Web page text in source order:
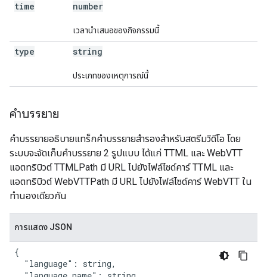
time number
เวลานำเสนอของกิจกรรมนี้
type string
ประเภทของเหตุการณ์นี้
คำบรรยาย
คำบรรยายอธิบายแทร็กคำบรรยายสำรองสำหรับสตรีมวิดีโอ โดย
ระบบจะจัดเก็บคำบรรยาย 2 รูปแบบ ได้แก่ TTML และ WebVTT
แอตทริบิวต์ TTMLPath มี URL ไปยังไฟล์ไซด์คาร์ TTML และ
แอตทริบิวต์ WebVTTPath มี URL ไปยังไฟล์ไซด์คาร์ WebVTT ใน
ทำนองเดียวกัน
การแสดง JSON
{
  "language": string,